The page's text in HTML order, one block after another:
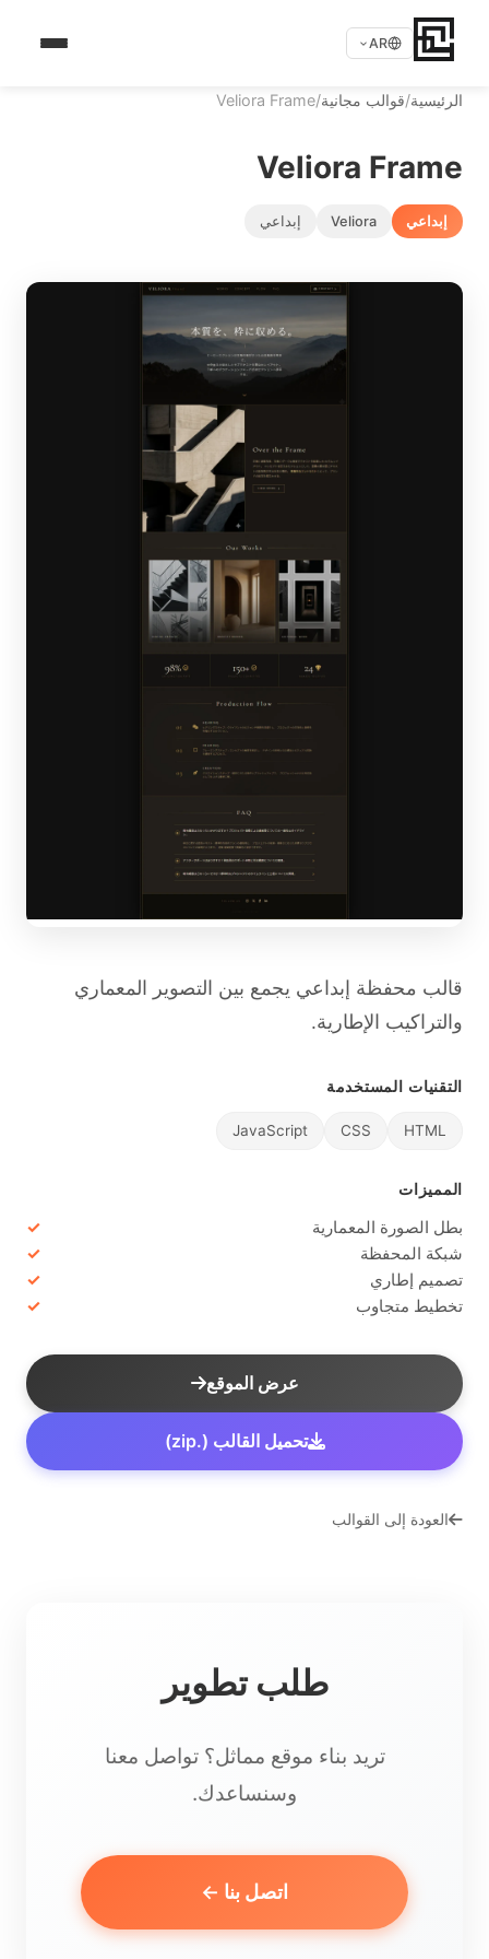
AR
الرئيسية/قوالب مجانية/
Veliora Frame
Veliora Frame
إبداعي Veliora إبداعي
قالب محفظة إبداعي يجمع بين التصوير المعماري
والتراكيب الإطارية.
التقنيات المستخدمة
HTML
CSS
JavaScript
المميزات
بطل الصورة المعمارية
شبكة المحفظة
تصميم إطاري
تخطيط متجاوب
عرض الموقع
تحميل القالب (.zip)
العودة إلى القوالب
طلب تطوير
تريد بناء موقع مماثل؟ تواصل معنا
وسنساعدك.
اتصل بنا ←